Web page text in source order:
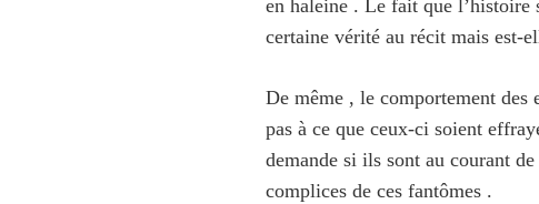
en haleine . Le fait que l’histoire
certaine vérité au récit mais est-
De même , le comportement des
pas à ce que ceux-ci soient
demande si ils sont au courant
complices de ces fantômes .